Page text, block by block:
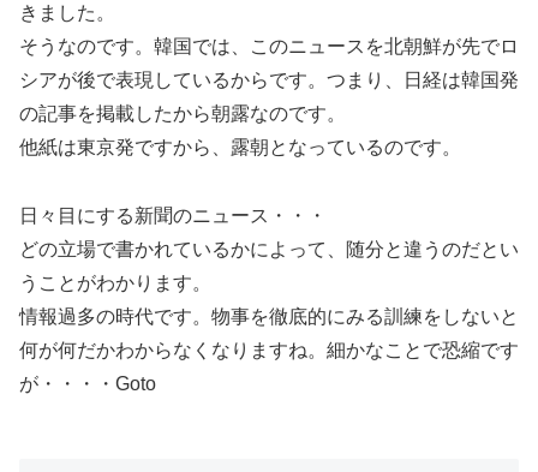
きました。
そうなのです。韓国では、このニュースを北朝鮮が先でロ
シアが後で表現しているからです。つまり、日経は韓国発
の記事を掲載したから朝露なのです。
他紙は東京発ですから、露朝となっているのです。
日々目にする新聞のニュース・・・
どの立場で書かれているかによって、随分と違うのだとい
うことがわかります。
情報過多の時代です。物事を徹底的にみる訓練をしないと
何が何だかわからなくなりますね。細かなことで恐縮です
が・・・・Goto